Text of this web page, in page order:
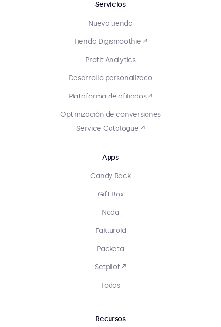
Servicios
Nueva tienda
Tienda Digismoothie ↗
Profit Analytics
Desarrollo personalizado
Plataforma de afiliados ↗
Optimización de conversiones
Service Catalogue ↗
Apps
Candy Rack
Gift Box
Nada
Fakturoid
Packeta
Setpilot ↗
Todas
Recursos